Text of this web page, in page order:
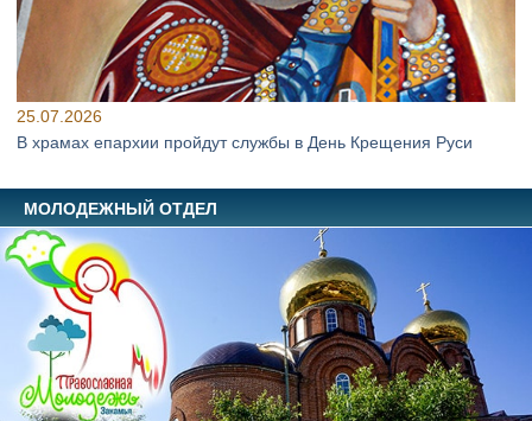
25.07.2026
В храмах епархии пройдут службы в День Крещения Руси
МОЛОДЕЖНЫЙ ОТДЕЛ